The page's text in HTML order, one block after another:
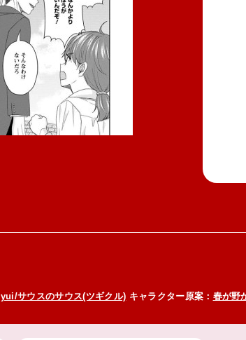
yui/サウスのサウス(ツギクル) キャラクター原案： 春が野